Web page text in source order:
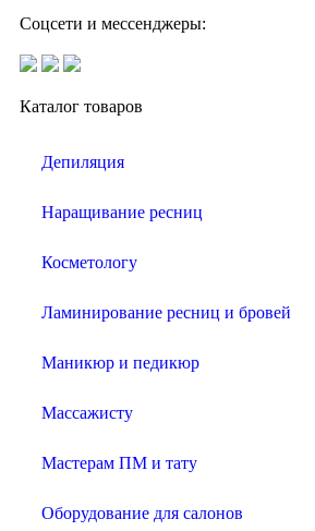
Соцсети и мессенджеры:
Каталог товаров
Депиляция
Наращивание ресниц
Косметологу
Ламинирование ресниц и бровей
Маникюр и педикюр
Массажисту
Мастерам ПМ и тату
Оборудование для салонов